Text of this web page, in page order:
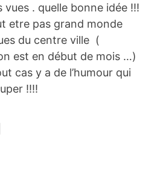
vues . quelle bonne idée !!!
etre pas grand monde
du centre ville (
est en début de mois …)
cas y a de l’humour qui
!!!!